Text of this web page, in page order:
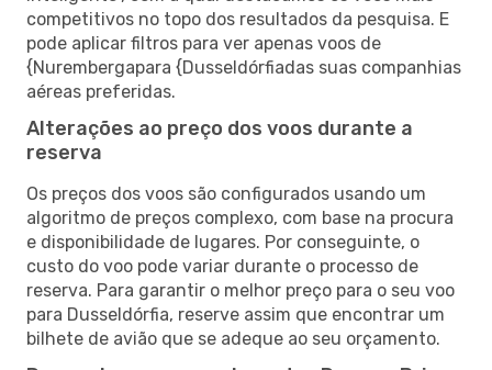
competitivos no topo dos resultados da pesquisa. E
pode aplicar filtros para ver apenas voos de
{Nurembergapara {Dusseldórfiadas suas companhias
aéreas preferidas.
Alterações ao preço dos voos durante a
reserva
Os preços dos voos são configurados usando um
algoritmo de preços complexo, com base na procura
e disponibilidade de lugares. Por conseguinte, o
custo do voo pode variar durante o processo de
reserva. Para garantir o melhor preço para o seu voo
para Dusseldórfia, reserve assim que encontrar um
bilhete de avião que se adeque ao seu orçamento.